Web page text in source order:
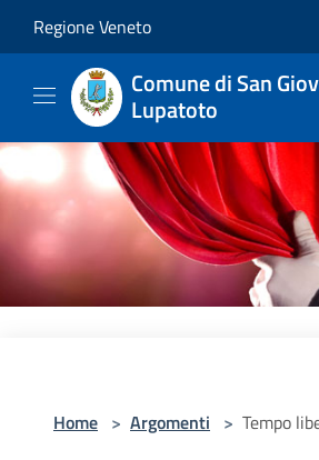
Regione Veneto
Comune di San
Lupatoto
Home > Argomenti > Tempo